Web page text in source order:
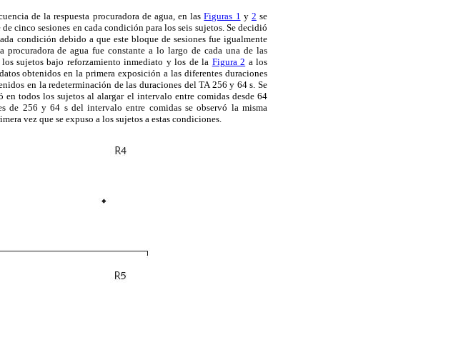
de la respuesta procuradora de agua, en lasFiguras 1 y 2 se
cinco sesiones en cada condición para los seis sujetos. Se decidió
condición debido a que este bloque de sesiones fue igualmente
de agua fue constante a lo largo de cada una de las
los sujetos bajo reforzamiento inmediato y los de la Figura 2 a los
obtenidos en la primera exposición a las diferentes duraciones
en la redeterminación de las duraciones del TA 256 y 64 s. Se
en todos los sujetos al alargar el intervalo entre comidas desde 64
de 256 y 64 s del intervalo entre comidas se observó la misma
vez que se expuso a los sujetos a estas condiciones.